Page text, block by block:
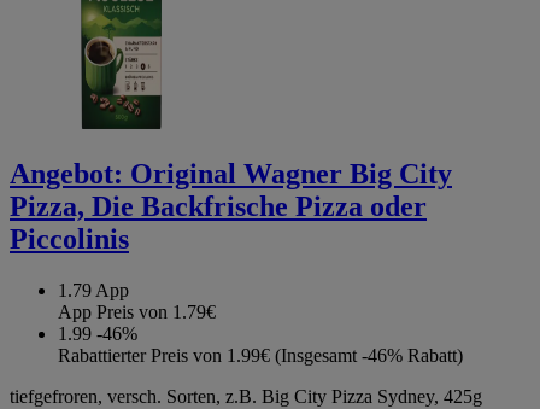
Angebot: Original Wagner Big City
Pizza, Die Backfrische Pizza oder
Piccolinis
1.79 App
App Preis von 1.79€
1.99 -46%
Rabattierter Preis von 1.99€ (Insgesamt -46% Rabatt)
tiefgefroren, versch. Sorten, z.B. Big City Pizza Sydney, 425g